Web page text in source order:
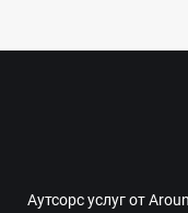
Аутсорс услуг от